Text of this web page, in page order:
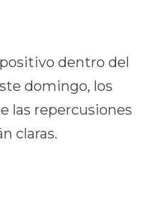
dentro del
domingo, los
las repercusiones
claras.